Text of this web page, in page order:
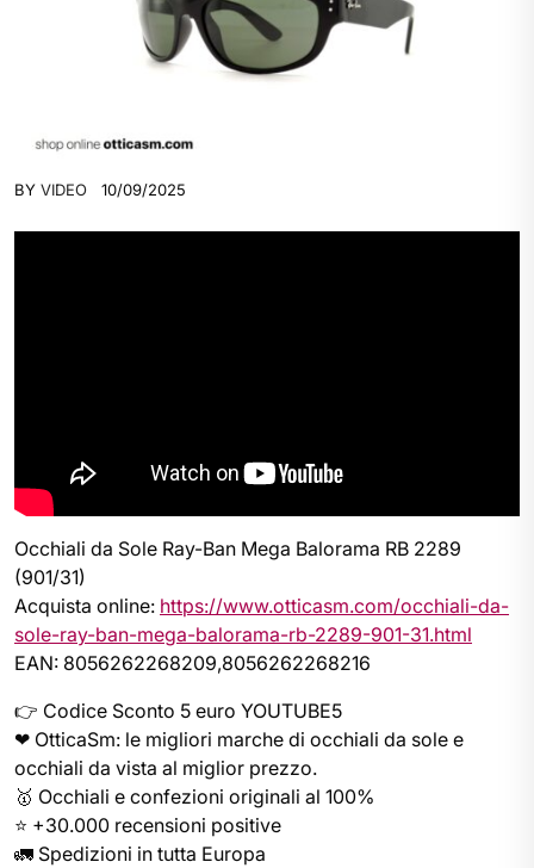
BY VIDEO 10/09/2025
Occhiali da Sole Ray-Ban Mega Balorama RB 2289
(901/31)
Acquista online: https://www.otticasm.com/occhiali-da-
sole-ray-ban-mega-balorama-rb-2289-901-31.html
EAN: 8056262268209,8056262268216
👉 Codice Sconto 5 euro YOUTUBE5
❤ OtticaSm: le migliori marche di occhiali da sole e
occhiali da vista al miglior prezzo.
🥇 Occhiali e confezioni originali al 100%
⭐ +30.000 recensioni positive
🚛 Spedizioni in tutta Europa